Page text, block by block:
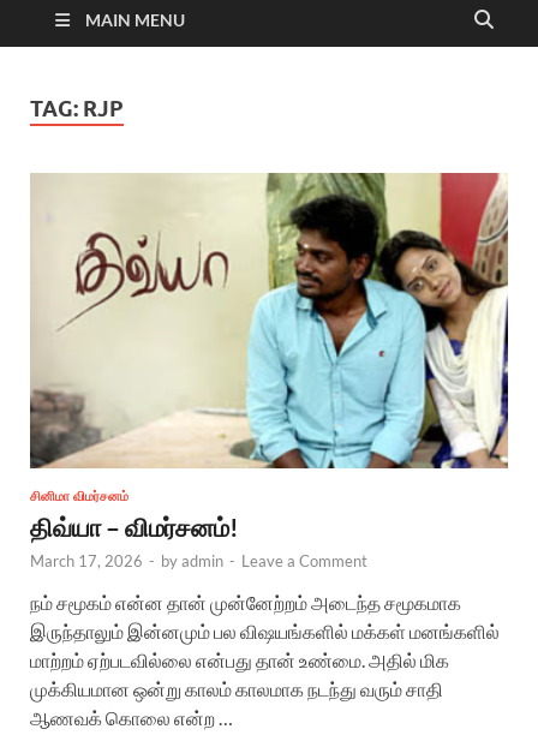
MAIN MENU
TAG: RJP
சினிமா விமர்சனம்
திவ்யா – விமர்சனம்!
March 17, 2026 - byadmin - Leave a Comment
நம் சமூகம் என்ன தான் முன்னேற்றம் அடைந்த சமூகமாக
இருந்தாலும் இன்னமும் பல விஷயங்களில் மக்கள் மனங்களில்
மாற்றம் ஏற்படவில்லை என்பது தான் உண்மை. அதில் மிக
முக்கியமான ஒன்று காலம் காலமாக நடந்து வரும் சாதி
ஆணவக் கொலை என்ற …